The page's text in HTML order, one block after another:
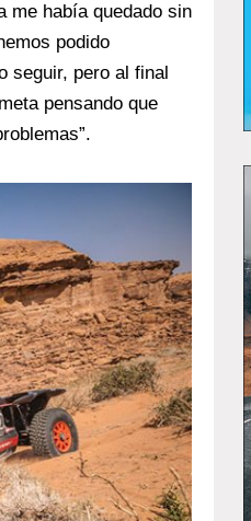
me había quedado sin
podido
seguir, pero al final
pensando que